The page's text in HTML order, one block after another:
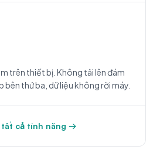
trên thiết bị. Không tải lên đám
thứ ba, dữ liệu không rời máy.
tất cả tính năng →